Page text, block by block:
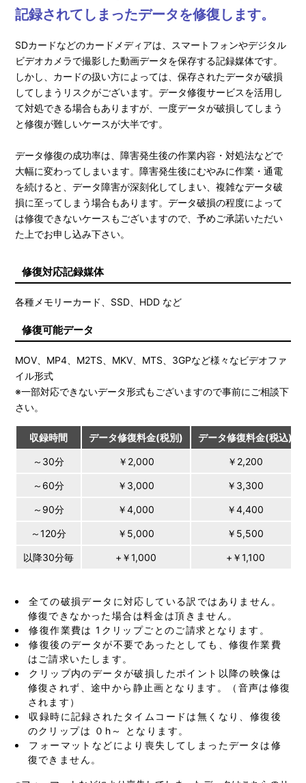
記録されてしまったデータを修復します。
SDカードなどのカードメディアは、スマートフォンやデジタル
ビデオカメラで撮影した動画データを保存する記録媒体です。
しかし、カードの扱い方によっては、保存されたデータが破損
してしまうリスクがございます。データ修復サービスを活用し
て対処できる場合もありますが、一度データが破損してしまう
と修復が難しいケースが大半です。
データ修復の成功率は、障害発生後の作業内容・対処法などで
大幅に変わってしまいます。障害発生後にむやみに作業・通電
を続けると、データ障害が深刻化してしまい、複雑なデータ破
損に至ってしまう場合もあります。データ破損の程度によって
は修復できないケースもございますので、予めご承諾いただい
た上でお申し込み下さい。
修復対応記録媒体
各種メモリーカード、SSD、HDD など
修復可能データ
MOV、MP4、M2TS、MKV、MTS、3GPなど様々なビデオファ
イル形式
※一部対応できないデータ形式もございますので事前にご相談下
さい。
収録時間 データ修復料金(税別) データ修復料金(税込)
～30分 ￥2,000 ￥2,200
～60分 ￥3,000 ￥3,300
～90分 ￥4,000 ￥4,400
～120分 ￥5,000 ￥5,500
以降30分毎 +￥1,000 +￥1,100
全ての破損データに対応している訳ではありません。
修復できなかった場合は料金は頂きません。
修復作業費は 1クリップごとのご請求となります。
修復後のデータが不要であったとしても、修復作業費
はご請求いたします。
クリップ内のデータが破損したポイント以降の映像は
修復されず、途中から静止画となります。（音声は修復
されます）
収録時に記録されたタイムコードは無くなり、修復後
のクリップは ０h～ となります。
フォーマットなどにより喪失してしまったデータは修
復できません。